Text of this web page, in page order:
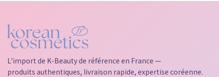
L'import de K-Beauty de référence en France —
produits authentiques, livraison rapide, expertise coréenne.